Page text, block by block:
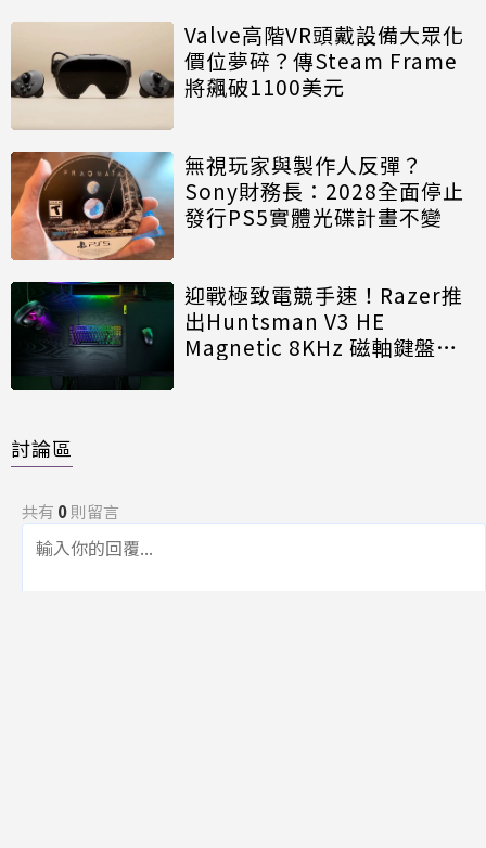
Valve高階VR頭戴設備大眾化
價位夢碎？傳Steam Frame
將飆破1100美元
無視玩家與製作人反彈？
Sony財務長：2028全面停止
發行PS5實體光碟計畫不變
迎戰極致電競手速！Razer推
出Huntsman V3 HE
Magnetic 8KHz 磁軸鍵盤效
討論區
共有 0則留言